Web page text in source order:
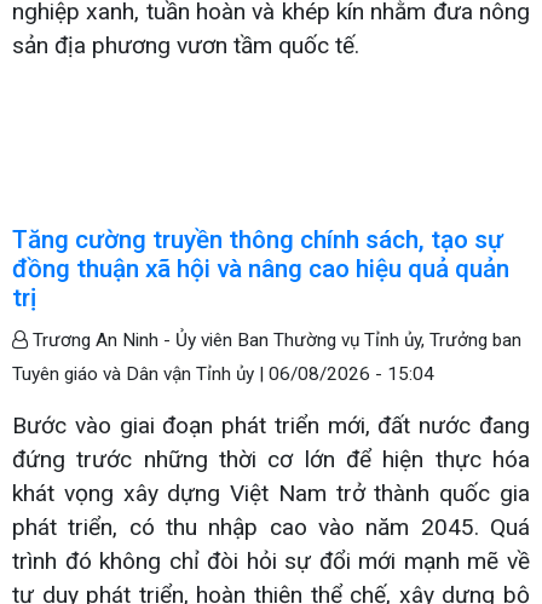
nghiệp xanh, tuần hoàn và khép kín nhằm đưa nông
sản địa phương vươn tầm quốc tế.
Tăng cường truyền thông chính sách, tạo sự
đồng thuận xã hội và nâng cao hiệu quả quản
trị
Trương An Ninh - Ủy viên Ban Thường vụ Tỉnh ủy, Trưởng ban
Tuyên giáo và Dân vận Tỉnh ủy | 06/08/2026 - 15:04
Bước vào giai đoạn phát triển mới, đất nước đang
đứng trước những thời cơ lớn để hiện thực hóa
khát vọng xây dựng Việt Nam trở thành quốc gia
phát triển, có thu nhập cao vào năm 2045. Quá
trình đó không chỉ đòi hỏi sự đổi mới mạnh mẽ về
tư duy phát triển, hoàn thiện thể chế, xây dựng bộ